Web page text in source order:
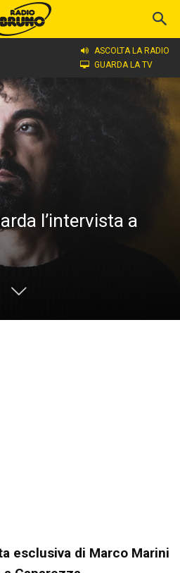
ASCOLTA LA RADIO
GUARDA LA TV
l’intervista a
esclusiva di Marco Marini